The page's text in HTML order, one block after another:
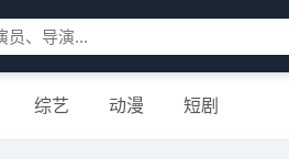
综艺 动漫 短剧